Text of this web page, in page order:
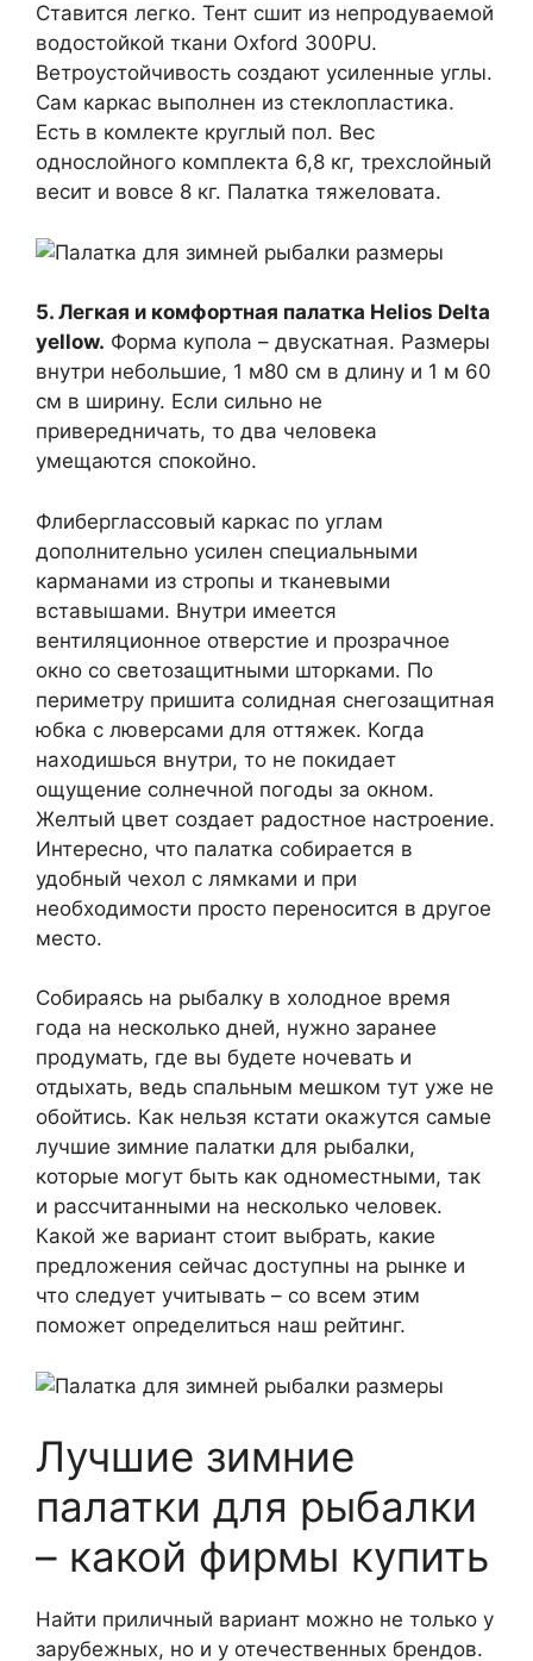
Ставится легко. Тент сшит из непродуваемой
водостойкой ткани Oxford 300PU.
Ветроустойчивость создают усиленные углы.
Сам каркас выполнен из стеклопластика.
Есть в комлекте круглый пол. Вес
однослойного комплекта 6,8 кг, трехслойный
весит и вовсе 8 кг. Палатка тяжеловата.
5. Легкая и комфортная палатка Helios Delta
yellow. Форма купола – двускатная. Размеры
внутри небольшие, 1 м80 см в длину и 1 м 60
см в ширину. Если сильно не
привередничать, то два человека
умещаются спокойно.
Флиберглассовый каркас по углам
дополнительно усилен специальными
карманами из стропы и тканевыми
вставышами. Внутри имеется
вентиляционное отверстие и прозрачное
окно со светозащитными шторками. По
периметру пришита солидная снегозащитная
юбка с люверсами для оттяжек. Когда
находишься внутри, то не покидает
ощущение солнечной погоды за окном.
Желтый цвет создает радостное настроение.
Интересно, что палатка собирается в
удобный чехол с лямками и при
необходимости просто переносится в другое
место.
Собираясь на рыбалку в холодное время
года на несколько дней, нужно заранее
продумать, где вы будете ночевать и
отдыхать, ведь спальным мешком тут уже не
обойтись. Как нельзя кстати окажутся самые
лучшие зимние палатки для рыбалки,
которые могут быть как одноместными, так
и рассчитанными на несколько человек.
Какой же вариант стоит выбрать, какие
предложения сейчас доступны на рынке и
что следует учитывать – со всем этим
поможет определиться наш рейтинг.
Лучшие зимние
палатки для рыбалки
– какой фирмы купить
Найти приличный вариант можно не только у
зарубежных, но и у отечественных брендов.